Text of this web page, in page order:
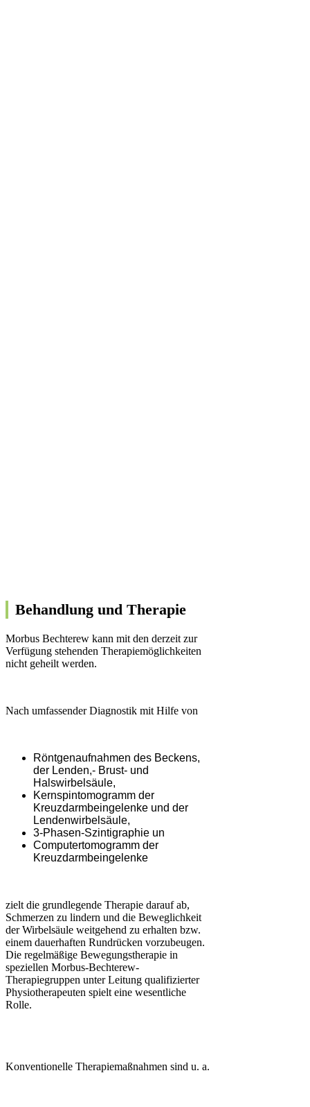
Behandlung und Therapie
Morbus Bechterew kann mit den derzeit zur
Verfügung stehenden Therapiemöglichkeiten
nicht geheilt werden.
Nach umfassender Diagnostik mit Hilfe von
Röntgenaufnahmen des Beckens,
der Lenden,- Brust- und
Halswirbelsäule,
Kernspintomogramm der
Kreuzdarmbeingelenke und der
Lendenwirbelsäule,
3-Phasen-Szintigraphie un
Computertomogramm der
Kreuzdarmbeingelenke
zielt die grundlegende Therapie darauf ab,
Schmerzen zu lindern und die Beweglichkeit
der Wirbelsäule weitgehend zu erhalten bzw.
einem dauerhaften Rundrücken vorzubeugen.
Die regelmäßige Bewegungstherapie in
speziellen Morbus-Bechterew-
Therapiegruppen unter Leitung qualifizierter
Physiotherapeuten spielt eine wesentliche
Rolle.
Konventionelle Therapiemaßnahmen sind u. a.